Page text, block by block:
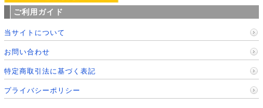
ご利用ガイド
当サイトについて
お問い合わせ
特定商取引法に基づく表記
プライバシーポリシー